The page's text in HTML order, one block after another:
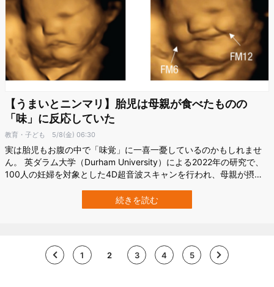
【うまいとニンマリ】胎児は母親が食べたものの
「味」に反応していた
教育・子ども 5/8(金) 06:30
実は胎児もお腹の中で「味覚」に一喜一憂しているのかもしれませ
ん。 英ダラム大学（Durham University）による2022年の研究で、
100人の妊婦を対象とした4D超音波スキャンを行われ、母親が摂取
と、お腹の中の胎児はある味には「笑い顔」の反応を、ある味には
「泣き顔」の反応を示すことが確認されたのです。 これは胎児が味
続きを読む
1 2 3 4 5